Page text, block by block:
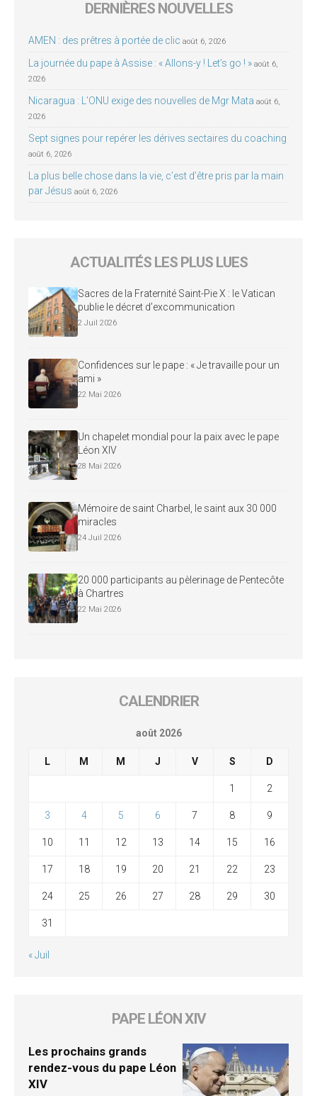
DERNIÈRES NOUVELLES
AMEN : des prêtres à portée de clic août 6, 2026
La journée du pape à Assise : « Allons-y ! Let’s go ! » août 6,
2026
Nicaragua : L’ONU exige des nouvelles de Mgr Mata août 6,
2026
Sept signes pour repérer les dérives sectaires du coaching
août 6, 2026
La plus belle chose dans la vie, c’est d’être pris par la main
par Jésus août 6, 2026
ACTUALITÉS LES PLUS LUES
Sacres de la Fraternité Saint-Pie X : le Vatican
publie le décret d’excommunication
2 Juil 2026
Confidences sur le pape : « Je travaille pour un
ami »
22 Mai 2026
Un chapelet mondial pour la paix avec le pape
Léon XIV
28 Mai 2026
Mémoire de saint Charbel, le saint aux 30 000
miracles
24 Juil 2026
20 000 participants au pèlerinage de Pentecôte
à Chartres
22 Mai 2026
CALENDRIER
août 2026
L M M J V S D
1 2
3 4 5 6 7 8 9
10 11 12 13 14 15 16
17 18 19 20 21 22 23
24 25 26 27 28 29 30
31
« Juil
PAPE LÉON XIV
Les prochains grands
rendez-vous du pape Léon
XIV